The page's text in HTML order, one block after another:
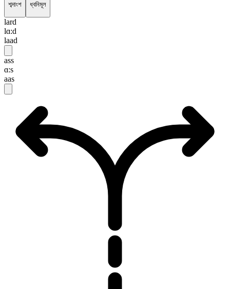
শব্দাংশ ধ্বনিমূল
lard
lɑ:d
laad
ass
ɑ:s
aas